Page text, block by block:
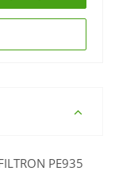
PE935